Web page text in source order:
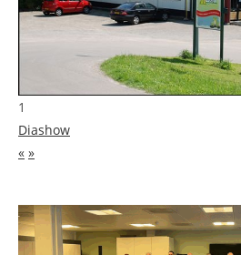
1
Diashow
« »